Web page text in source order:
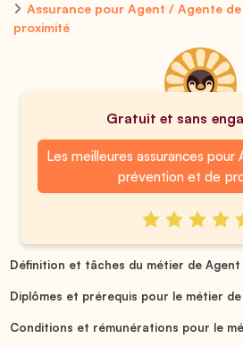
Assurance pour Agent / Agente
proximité
Gratuit et sans
Les meilleures assurances
prévention et de
Définition et tâches du métier de
Diplômes et prérequis pour le métier
Conditions et rémunérations pour le